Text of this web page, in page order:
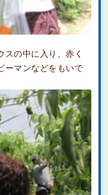
の中に入り、赤く
ーマンなどをもいで